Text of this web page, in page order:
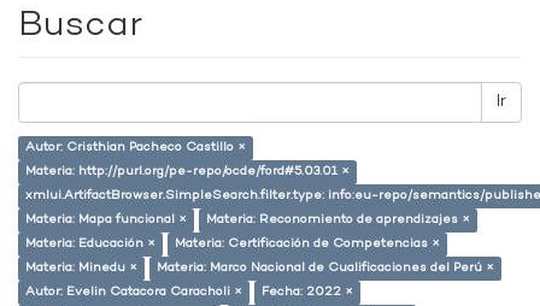
Buscar
Ir
Autor: Cristhian Pacheco Castillo ×
Materia: http://purl.org/pe-repo/ocde/ford#5.03.01 ×
xmlui.ArtifactBrowser.SimpleSearch.filter.type: info:eu-repo/semantics/
Materia: Mapa funcional ×
Materia: Reconomiento de aprendizajes ×
Materia: Educación ×
Materia: Certificación de Competencias ×
Materia: Minedu ×
Materia: Marco Nacional de Cualificaciones del Perú ×
Autor: Evelin Catacora Caracholi ×
Fecha: 2022 ×